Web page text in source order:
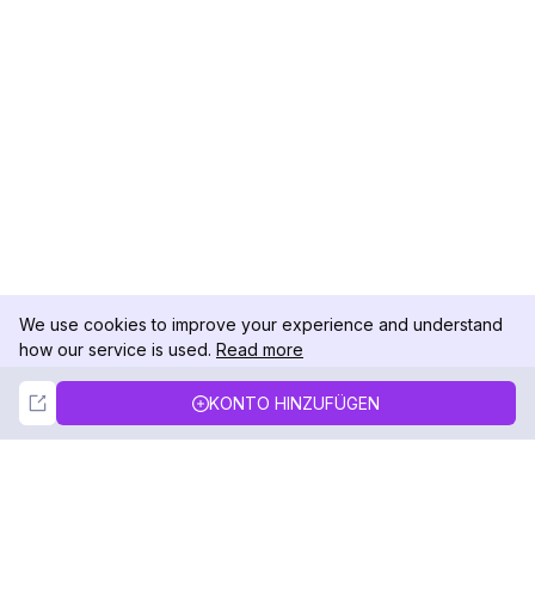
KONTO HINZUFÜGEN
We use cookies to improve your experience and understand
how our service is used. Read more
Accept